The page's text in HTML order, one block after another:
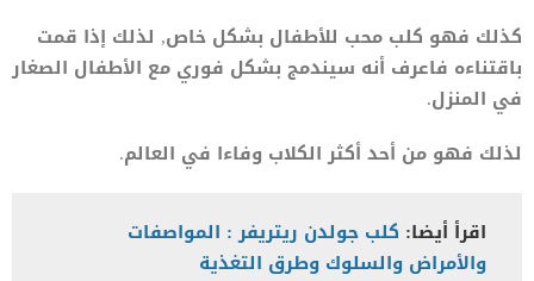
كذلك فهو كلب محب للأطفال بشكل خاص, لذلك إذا قمت
باقتناءه فاعرف أنه سيندمج بشكل فوري مع الأطفال الصغار
في المنزل.
لذلك فهو من أحد أكثر الكلاب وفاءا في العالم.
اقرأ أيضا: كلب جولدن ريتريفر : المواصفات
والأمراض والسلوك وطرق التغذية